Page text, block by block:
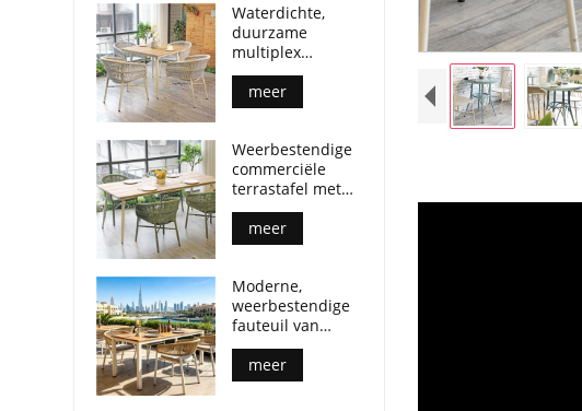
Waterdichte,
duurzame
multiplex
buitentafel met
aluminium poten
voor
gelegenheden.
meer
Weerbestendige
commerciële
terrastafel met
multiplex
tafelblad en
aluminium
meer
Moderne,
weerbestendige
fauteuil van
geweven touw
voor
buiteneetruimtes
meer